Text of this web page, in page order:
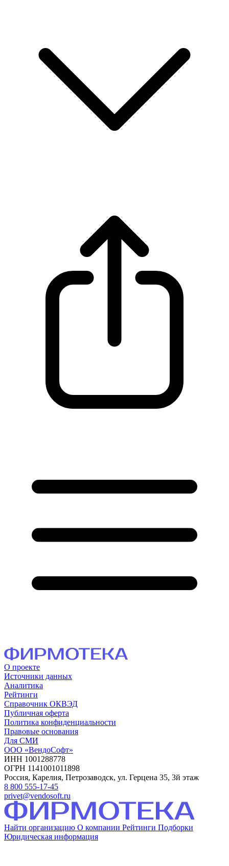
О проекте
Источники данных
Аналитика
Рейтинги
Справочник ОКВЭД
Публичная оферта
Политика конфиденциальности
Правовые основания
Для СМИ
ООО «ВендоСофт»
ИНН 1001288778
ОГРН 1141001011898
Россия, Карелия, Петрозаводск, ул. Герцена 35, 3й этаж
8 800 555-17-45
privet@vendosoft.ru
Найти организацию О компании Рейтинги Подборки
Юридическая информация